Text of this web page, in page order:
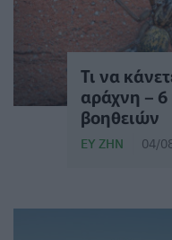
Τι να
αράχνη –
βοηθειών
ΕΥ ΖΗΝ 04/